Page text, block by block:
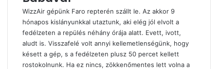
WizzAir gépünk Faro repterén szállt le. Az akkor 9
hónapos kislányunkkal utaztunk, aki elég jól elvolt a
fedélzeten a repülés néhány órája alatt. Evett, ivott,
aludt is. Visszafelé volt annyi kellemetlenségünk, hogy
késett a gép, s a fedélzeten plusz 50 percet kellett
rostokolnunk. Ha ez nincs, zökkenőmentes lett volna a